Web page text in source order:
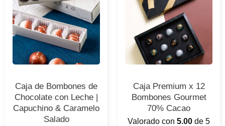
Caja de Bombones de
Chocolate con Leche |
Capuchino & Caramelo
Salado
Caja Premium x 12
Bombones Gourmet
70% Cacao
Valorado con 5.00 de 5